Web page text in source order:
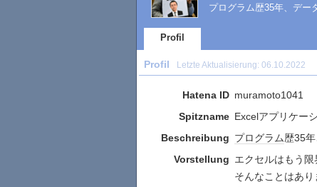
プログラム歴35年、デー
Profil
Profil Letzte Aktualisierung: 06.10.2022
Hatena ID muramoto1041
Spitzname Excelアプリケー
Beschreibung プログラム歴35年
Vorstellung エクセルはもう限
そんなことはあり